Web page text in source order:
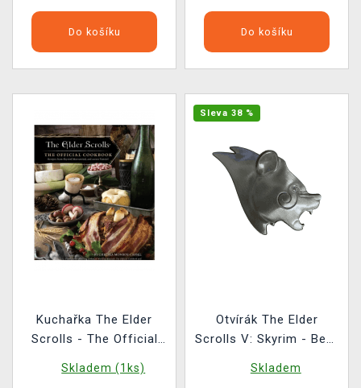
Do košíku Do košíku
Kuchařka The Elder
Scrolls - The Official
Skladem (1ks)
Sleva 38 %
Otvírák The Elder
Scrolls V: Skyrim - Bear
Skladem